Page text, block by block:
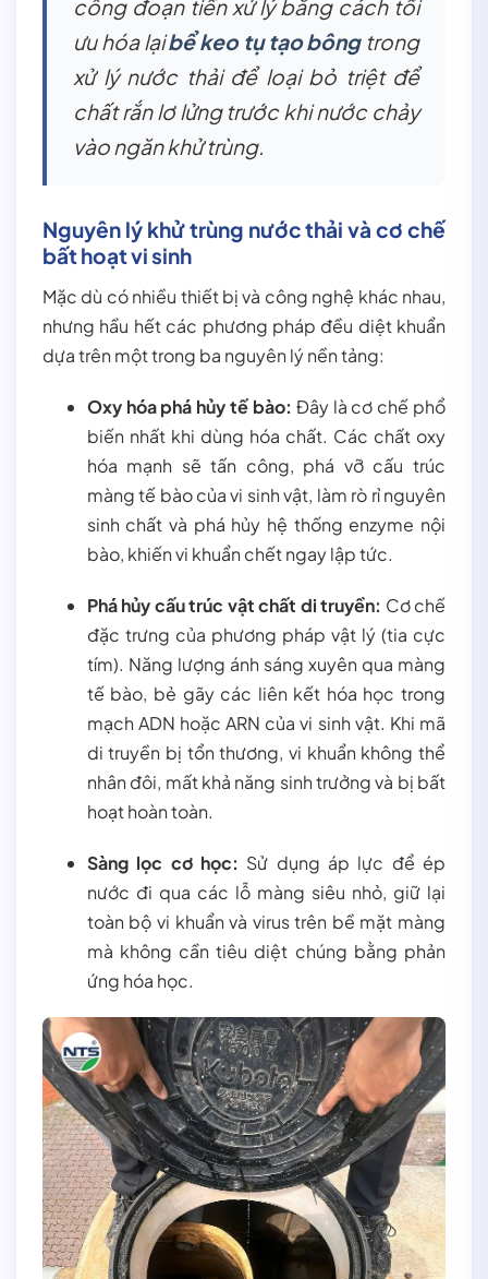
công đoạn tiền xử lý bằng cách tối
ưu hóa lạibể keo tụ tạo bôngtrong
xử lý nước thải để loại bỏ triệt để
chất rắn lơ lửng trước khi nước chảy
vào ngăn khử trùng.
Nguyên lý khử trùng nước thải và cơ chế
bất hoạt vi sinh
Mặc dù có nhiều thiết bị và công nghệ khác nhau,
nhưng hầu hết các phương pháp đều diệt khuẩn
dựa trên một trong ba nguyên lý nền tảng:
Oxy hóa phá hủy tế bào: Đây là cơ chế phổ
biến nhất khi dùng hóa chất. Các chất oxy
hóa mạnh sẽ tấn công, phá vỡ cấu trúc
màng tế bào của vi sinh vật, làm rò rỉ nguyên
sinh chất và phá hủy hệ thống enzyme nội
bào, khiến vi khuẩn chết ngay lập tức.
Phá hủy cấu trúc vật chất di truyền: Cơ chế
đặc trưng của phương pháp vật lý (tia cực
tím). Năng lượng ánh sáng xuyên qua màng
tế bào, bẻ gãy các liên kết hóa học trong
mạch ADN hoặc ARN của vi sinh vật. Khi mã
di truyền bị tổn thương, vi khuẩn không thể
nhân đôi, mất khả năng sinh trưởng và bị bất
hoạt hoàn toàn.
Sàng lọc cơ học: Sử dụng áp lực để ép
nước đi qua các lỗ màng siêu nhỏ, giữ lại
toàn bộ vi khuẩn và virus trên bề mặt màng
mà không cần tiêu diệt chúng bằng phản
ứng hóa học.